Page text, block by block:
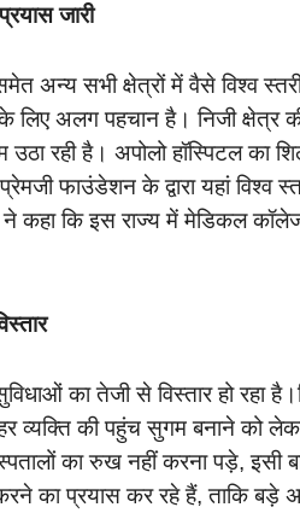
जारी
अन्य सभी क्षेत्रों में वैसे विश्व
लिए अलग पहचान है। निजी क्षेत्र
रही है। अपोलो हॉस्पिटल का
फाउंडेशन के द्वारा यहां
कहा कि इस राज्य में मेडिकल
का तेजी से विस्तार हो रहा
व्यक्ति की पहुंच सुगम बनाने को
का रुख नहीं करना पड़े, इसी
का प्रयास कर रहे हैं, ताकि बड़े